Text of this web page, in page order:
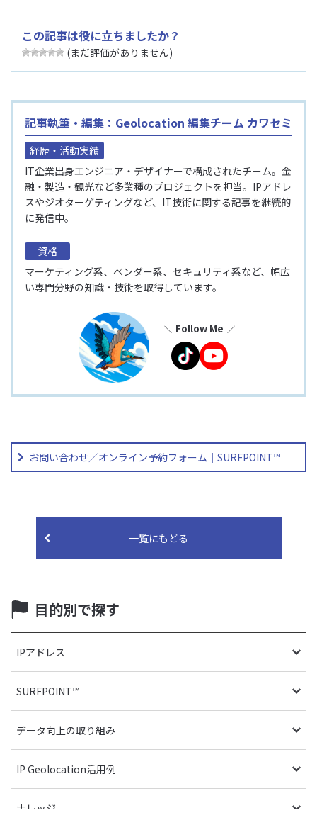
この記事は役に立ちましたか？
(まだ評価がありません)
記事執筆・編集：Geolocation 編集チーム カワセミ
経歴・活動実績
IT企業出身エンジニア・デザイナーで構成されたチーム。金
融・製造・観光など多業種のプロジェクトを担当。IPアドレ
スやジオターゲティングなど、IT技術に関する記事を継続的
に発信中。
資格
マーケティング系、ベンダー系、セキュリティ系など、幅広
い専門分野の知識・技術を取得しています。
Follow Me
お問い合わせ／オンライン予約フォーム｜SURFPOINT™
一覧にもどる
目的別で探す
IPアドレス
SURFPOINT™
データ向上の取り組み
IP Geolocation活用例
ナレッジ